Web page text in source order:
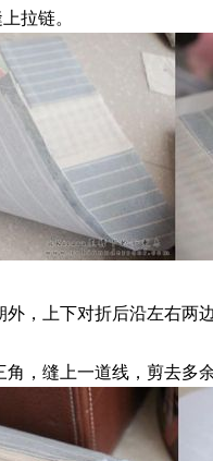
拉链。
，上下对折后沿左右两
，缝上一道线，剪去多